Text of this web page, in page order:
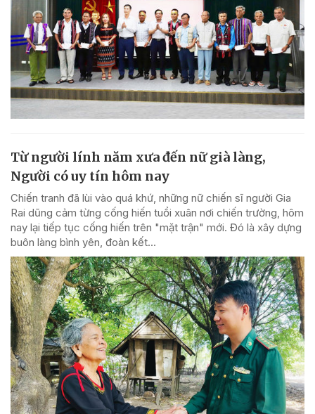
Từ người lính năm xưa đến nữ già làng,
Người có uy tín hôm nay
Chiến tranh đã lùi vào quá khứ, những nữ chiến sĩ người Gia
Rai dũng cảm từng cống hiến tuổi xuân nơi chiến trường, hôm
nay lại tiếp tục cống hiến trên "mặt trận" mới. Đó là xây dựng
buôn làng bình yên, đoàn kết...